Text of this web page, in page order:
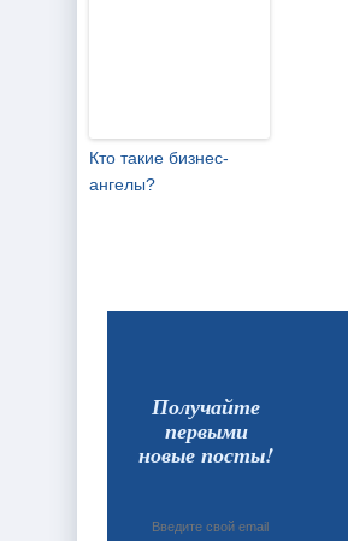
Кто такие бизнес-
ангелы?
Получайте
первыми
новые посты!